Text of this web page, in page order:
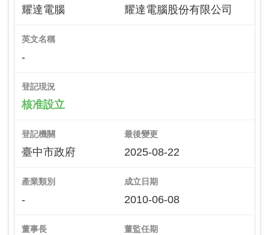
耀達電腦 耀達電腦股份有限公司
英文名稱
-
登記現況
核准設立
登記機關
臺中市政府
最後變更
2025-08-22
產業類別
-
成立日期
2010-06-08
董事長 董監任期